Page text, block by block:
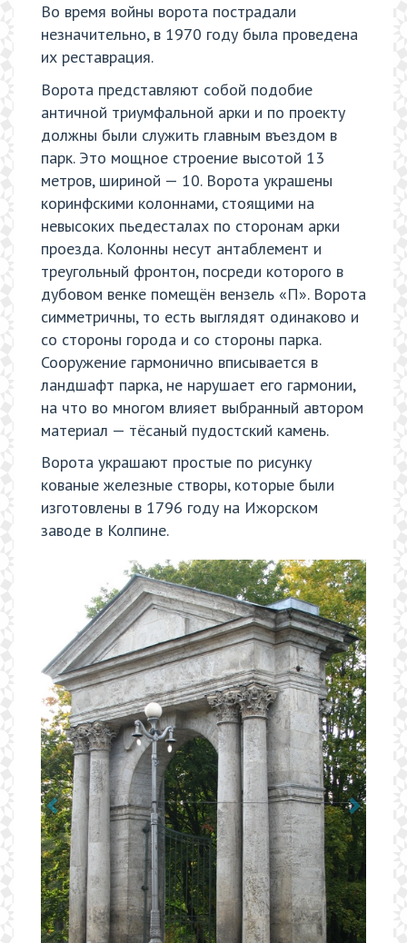
Во время войны ворота пострадали
незначительно, в 1970 году была проведена
их реставрация.
Ворота представляют собой подобие
античной триумфальной арки и по проекту
должны были служить главным въездом в
парк. Это мощное строение высотой 13
метров, шириной — 10. Ворота украшены
коринфскими колоннами, стоящими на
невысоких пьедесталах по сторонам арки
проезда. Колонны несут антаблемент и
треугольный фронтон, посреди которого в
дубовом венке помещён вензель «П». Ворота
симметричны, то есть выглядят одинаково и
со стороны города и со стороны парка.
Сооружение гармонично вписывается в
ландшафт парка, не нарушает его гармонии,
на что во многом влияет выбранный автором
материал — тёсаный пудостский камень.
Ворота украшают простые по рисунку
кованые железные створы, которые были
изготовлены в 1796 году на Ижорском
заводе в Колпине.